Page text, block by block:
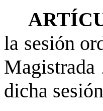
la sesión
Magistrada
dicha